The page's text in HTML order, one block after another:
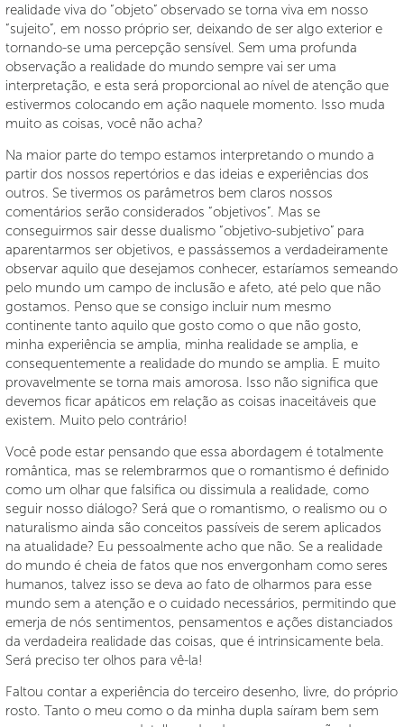
realidade viva do “objeto” observado se torna viva em nosso
“sujeito”, em nosso próprio ser, deixando de ser algo exterior e
tornando-se uma percepção sensível. Sem uma profunda
observação a realidade do mundo sempre vai ser uma
interpretação, e esta será proporcional ao nível de atenção que
estivermos colocando em ação naquele momento. Isso muda
muito as coisas, você não acha?
Na maior parte do tempo estamos interpretando o mundo a
partir dos nossos repertórios e das ideias e experiências dos
outros. Se tivermos os parâmetros bem claros nossos
comentários serão considerados “objetivos”. Mas se
conseguirmos sair desse dualismo “objetivo-subjetivo” para
aparentarmos ser objetivos, e passássemos a verdadeiramente
observar aquilo que desejamos conhecer, estaríamos semeando
pelo mundo um campo de inclusão e afeto, até pelo que não
gostamos. Penso que se consigo incluir num mesmo
continente tanto aquilo que gosto como o que não gosto,
minha experiência se amplia, minha realidade se amplia, e
consequentemente a realidade do mundo se amplia. E muito
provavelmente se torna mais amorosa. Isso não significa que
devemos ficar apáticos em relação as coisas inaceitáveis que
existem. Muito pelo contrário!
Você pode estar pensando que essa abordagem é totalmente
romântica, mas se relembrarmos que o romantismo é definido
como um olhar que falsifica ou dissimula a realidade, como
seguir nosso diálogo? Será que o romantismo, o realismo ou o
naturalismo ainda são conceitos passíveis de serem aplicados
na atualidade? Eu pessoalmente acho que não. Se a realidade
do mundo é cheia de fatos que nos envergonham como seres
humanos, talvez isso se deva ao fato de olharmos para esse
mundo sem a atenção e o cuidado necessários, permitindo que
emerja de nós sentimentos, pensamentos e ações distanciados
da verdadeira realidade das coisas, que é intrinsicamente bela.
Será preciso ter olhos para vê-la!
Faltou contar a experiência do terceiro desenho, livre, do próprio
rosto. Tanto o meu como o da minha dupla saíram bem sem